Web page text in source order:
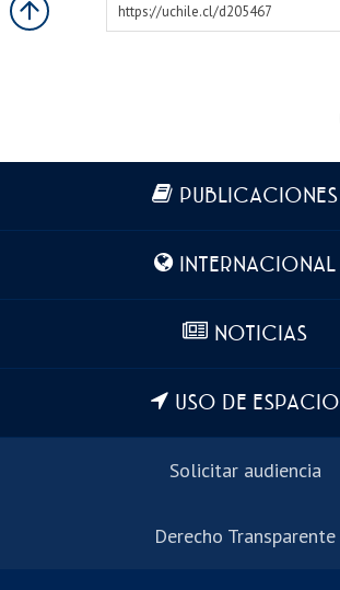
https://uchile.cl/d205467
Más información
PUBLICACIONES
INTERNACIONAL
NOTICIAS
USO DE ESPACIO
Solicitar audiencia
Derecho Transparente